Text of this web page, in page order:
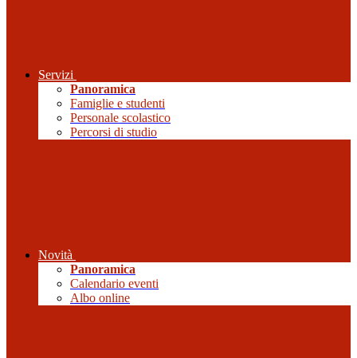
Servizi
Panoramica
Famiglie e studenti
Personale scolastico
Percorsi di studio
Novità
Panoramica
Calendario eventi
Albo online